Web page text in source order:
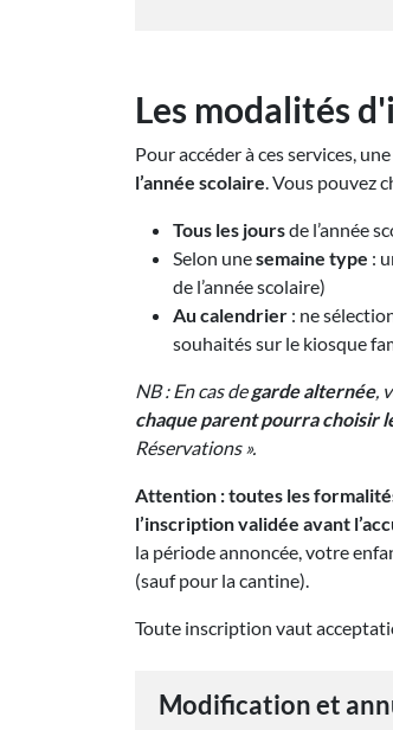
Les modalités
Pour accéder à ces services, une
l’année scolaire. Vous pouvez
Tous les joursde l’année
Selon unesemaine type :
de l’année scolaire)
Au calendrier : ne
souhaités sur le kiosque
NB : En cas degarde alternée,
chaque parent pourra choisir
Réservations ».
Attention : toutes les
l’inscription validée avant
la période annoncée, votre
(sauf pour la cantine).
Toute inscription vaut
Modification et